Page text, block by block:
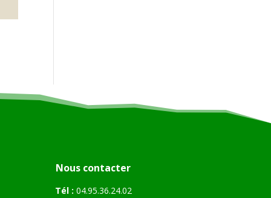
Nous contacter
Tél : 04.95.36.24.02